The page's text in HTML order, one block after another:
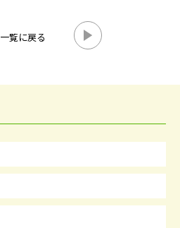
一覧に戻る